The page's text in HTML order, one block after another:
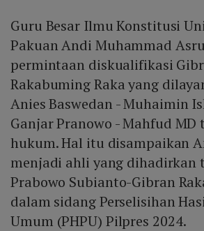
Guru Besar Ilmu Konstitusi
Pakuan Andi Muhammad
permintaan diskualifikasi
Rakabuming Raka yang
Anies Baswedan - Muhaimin
Ganjar Pranowo - Mahfud MD
hukum. Hal itu disampaikan
menjadi ahli yang dihadirkan
Prabowo Subianto-Gibran
dalam sidang Perselisihan
Umum (PHPU) Pilpres 2024.